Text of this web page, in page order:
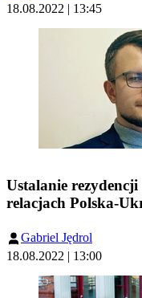
18.08.2022 | 13:45
Ustalanie
relacjach Polska-
Gabriel Jędrol
18.08.2022 | 13:00